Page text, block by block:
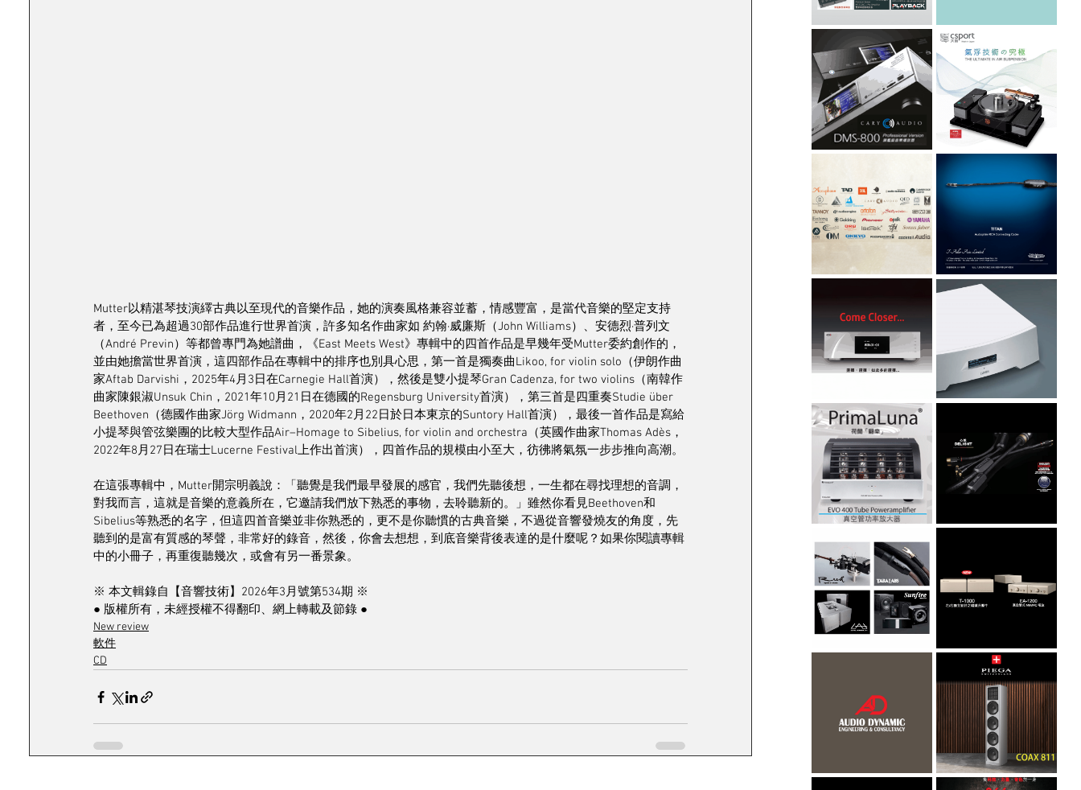
Mutter以精湛琴技演繹古典以至現代的音樂作品，她的演奏風格兼容並蓄，情感豐富，是當代音樂的堅定支持
者，至今已為超過30部作品進行世界首演，許多知名作曲家如 約翰·威廉斯（John Williams）、安德烈·普列文
（André Previn）等都曾專門為她譜曲，《East Meets West》專輯中的四首作品是早幾年受Mutter委約創作的，
並由她擔當世界首演，這四部作品在專輯中的排序也別具心思，第一首是獨奏曲Likoo, for violin solo（伊朗作曲
家Aftab Darvishi，2025年4月3日在Carnegie Hall首演），然後是雙小提琴Gran Cadenza, for two violins（南韓作
曲家陳銀淑Unsuk Chin，2021年10月21日在德國的Regensburg University首演），第三首是四重奏Studie über
Beethoven（德國作曲家Jörg Widmann，2020年2月22日於日本東京的Suntory Hall首演），最後一首作品是寫給
小提琴與管弦樂團的比較大型作品Air–Homage to Sibelius, for violin and orchestra（英國作曲家Thomas Adès，
2022年8月27日在瑞士Lucerne Festival上作出首演），四首作品的規模由小至大，彷彿將氣氛一步步推向高潮。
在這張專輯中，Mutter開宗明義說：「聽覺是我們最早發展的感官，我們先聽後想，一生都在尋找理想的音調，
對我而言，這就是音樂的意義所在，它邀請我們放下熟悉的事物，去聆聽新的。」雖然你看見Beethoven和
Sibelius等熟悉的名字，但這四首音樂並非你熟悉的，更不是你聽慣的古典音樂，不過從音響發燒友的角度，先
聽到的是富有質感的琴聲，非常好的錄音，然後，你會去想想，到底音樂背後表達的是什麼呢？如果你閱讀專輯
中的小冊子，再重復聽幾次，或會有另一番景象。
※ 本文輯錄自【音響技術】2026年3月號第534期 ※
● 版權所有，未經授權不得翻印、網上轉載及節錄 ●
New review
軟件
CD